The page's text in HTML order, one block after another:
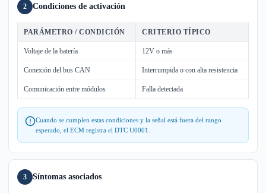
2 Condiciones de activación
PARÁMETRO / CONDICIÓN CRITERIO TÍPICO
Voltaje de la batería 12V o más
Conexión del bus CAN Interrumpida o con alta resistencia
Comunicación entre módulos Falla detectada
Cuando se cumplen estas condiciones y la señal está fuera del rango
esperado, el ECM registra el DTC U0001.
3 Síntomas asociados